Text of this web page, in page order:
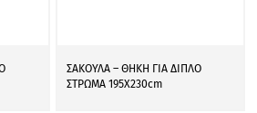
ΣΑΚΟΥΛΑ – ΘΗΚΗ ΓΙΑ ΔΙΠΛΟ
ΣΤΡΩΜΑ 195Χ230cm